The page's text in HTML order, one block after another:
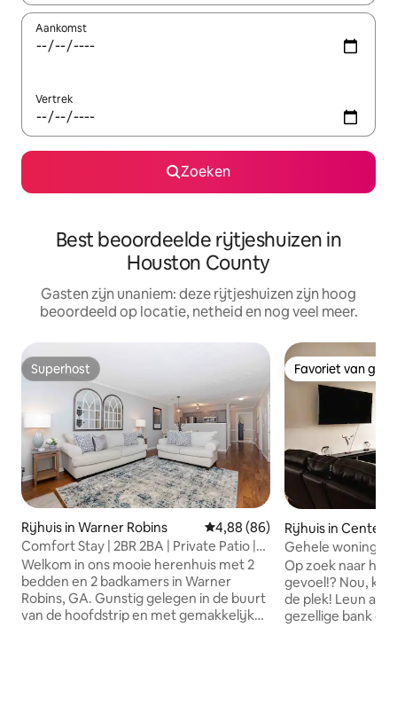
Aankomst
Vertrek
Zoeken
Best beoordeelde rijtjeshuizen in
Houston County
Gasten zijn unaniem: deze rijtjeshuizen zijn hoog
beoordeeld op locatie, netheid en nog veel meer.
Superhost
Superhost
Rijhuis in Warner Robins Gemiddelde beoordeling van
4,88 (86)
Comfort Stay | 2BR 2BA | Private Patio |
Near RAFB
Welkom in ons mooie herenhuis met 2
bedden en 2 badkamers in Warner
Robins, GA. Gunstig gelegen in de buurt
van de hoofdstrip en met gemakkelijke
Favoriet van
Favoriet van
Rijhuis in
Gehele woning,
bedden
Op zoek naar het
gevoel!? Nou,
de plek! Leun
gezellige bank